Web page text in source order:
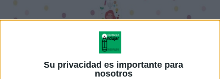
Su privacidad es importante para
nosotros